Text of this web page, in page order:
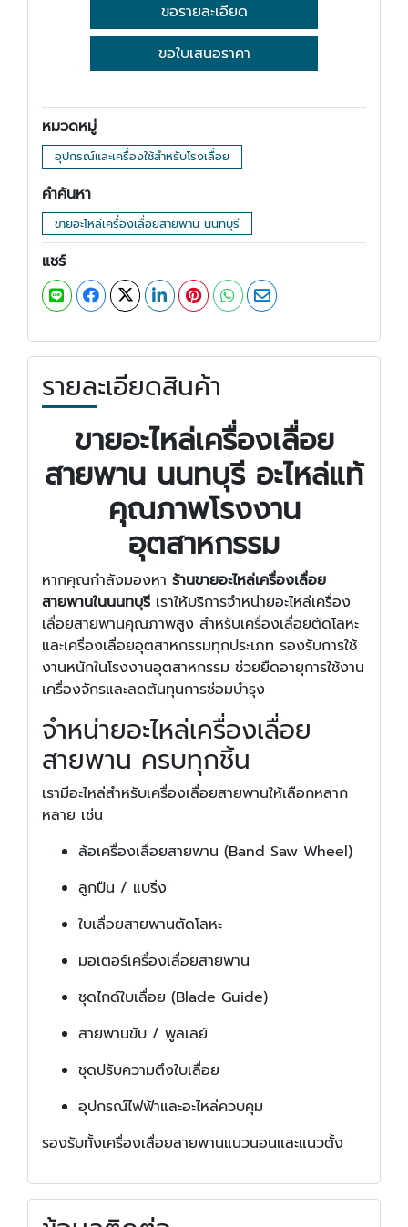
ขอรายละเอียด
ขอใบเสนอราคา
หมวดหมู่
อุปกรณ์และเครื่องใช้สำหรับโรงเลื่อย
คำค้นหา
ขายอะไหล่เครื่องเลื่อยสายพาน นนทบุรี
แชร์
รายละเอียดสินค้า
ขายอะไหล่เครื่องเลื่อย
สายพาน นนทบุรี อะไหล่แท้
คุณภาพโรงงาน
อุตสาหกรรม
หากคุณกำลังมองหา ร้านขายอะไหล่เครื่องเลื่อย
สายพานในนนทบุรี เราให้บริการจำหน่ายอะไหล่เครื่อง
เลื่อยสายพานคุณภาพสูง สำหรับเครื่องเลื่อยตัดโลหะ
และเครื่องเลื่อยอุตสาหกรรมทุกประเภท รองรับการใช้
งานหนักในโรงงานอุตสาหกรรม ช่วยยืดอายุการใช้งาน
เครื่องจักรและลดต้นทุนการซ่อมบำรุง
จำหน่ายอะไหล่เครื่องเลื่อย
สายพาน ครบทุกชิ้น
เรามีอะไหล่สำหรับเครื่องเลื่อยสายพานให้เลือกหลาก
หลาย เช่น
ล้อเครื่องเลื่อยสายพาน (Band Saw Wheel)
ลูกปืน / แบริ่ง
ใบเลื่อยสายพานตัดโลหะ
มอเตอร์เครื่องเลื่อยสายพาน
ชุดไกด์ใบเลื่อย (Blade Guide)
สายพานขับ / พูลเลย์
ชุดปรับความตึงใบเลื่อย
อุปกรณ์ไฟฟ้าและอะไหล่ควบคุม
รองรับทั้งเครื่องเลื่อยสายพานแนวนอนและแนวตั้ง